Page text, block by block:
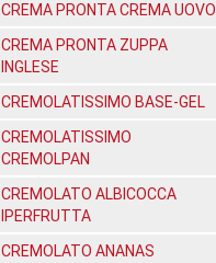
CREMA PRONTA CREMA UOVO
CREMA PRONTA ZUPPA
INGLESE
CREMOLATISSIMO BASE-GEL
CREMOLATISSIMO
CREMOLPAN
CREMOLATO ALBICOCCA
IPERFRUTTA
CREMOLATO ANANAS